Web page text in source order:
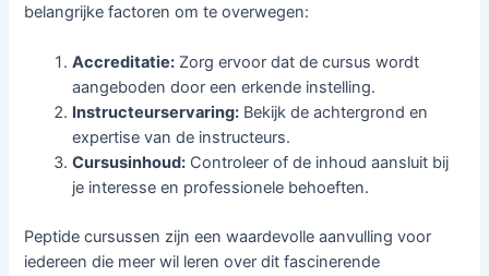
belangrijke factoren om te overwegen:
Accreditatie: Zorg ervoor dat de cursus wordt
aangeboden door een erkende instelling.
Instructeurservaring: Bekijk de achtergrond en
expertise van de instructeurs.
Cursusinhoud: Controleer of de inhoud aansluit bij
je interesse en professionele behoeften.
Peptide cursussen zijn een waardevolle aanvulling voor
iedereen die meer wil leren over dit fascinerende